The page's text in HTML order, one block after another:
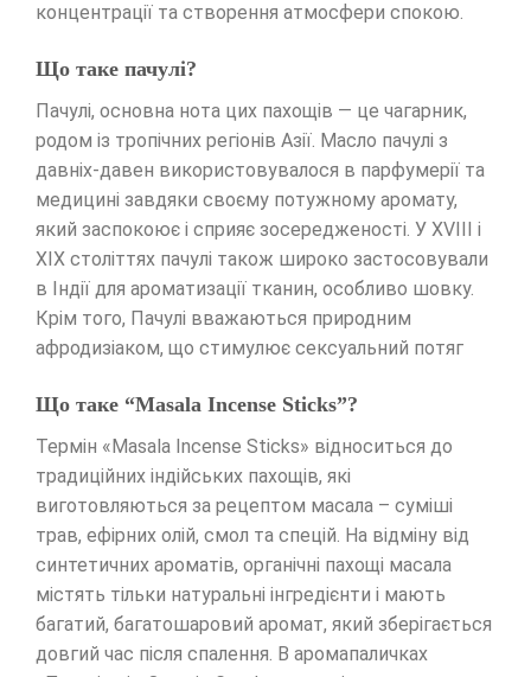
концентрації та створення атмосфери спокою.
Що таке пачулі?
Пачулі, основна нота цих пахощів — це чагарник,
родом із тропічних регіонів Азії. Масло пачулі з
давніх-давен використовувалося в парфумерії та
медицині завдяки своєму потужному аромату,
який заспокоює і сприяє зосередженості. У XVIII і
XIX століттях пачулі також широко застосовували
в Індії для ароматизації тканин, особливо шовку.
Крім того, Пачулі вважаються природним
афродизіаком, що стимулює сексуальний потяг
Що таке “Masala Incense Sticks”?
Термін «Masala Incense Sticks» відноситься до
традиційних індійських пахощів, які
виготовляються за рецептом масала – суміші
трав, ефірних олій, смол та спецій. На відміну від
синтетичних ароматів, органічні пахощі масала
містять тільки натуральні інгредієнти і мають
багатий, багатошаровий аромат, який зберігається
довгий час після спалення. В аромапаличках